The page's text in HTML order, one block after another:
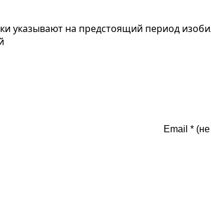
указывают на предстоящий период